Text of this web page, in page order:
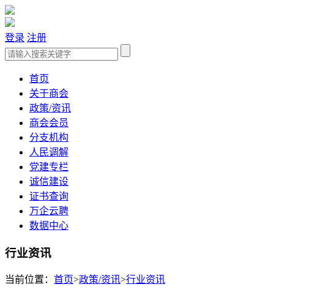
登录 注册
首页
关于商会
政策/资讯
商会会员
分支机构
人民调解
党建专栏
诚信建设
证书查询
万企云聘
数据中心
行业资讯
当前位置： 首页>政策/资讯>行业资讯